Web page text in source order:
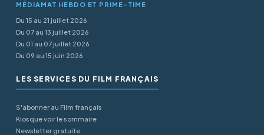
MÉDIAMAT HEBDO ET PRIME-TIME
Du 15 au 21 juillet 2026
Du 07 au 13 juillet 2026
Du 01 au 07 juillet 2026
Du 09 au 15 juin 2026
LES SERVICES DU FILM FRANÇAIS
S'abonner au Film français
Kiosque voir le sommaire
Newsletter gratuite